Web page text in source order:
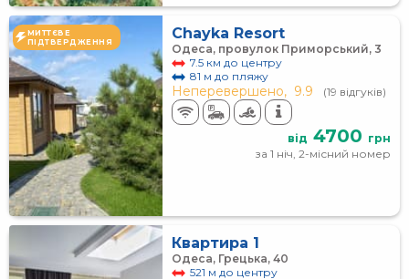
МИТТЄВЕ
ПІДТВЕРДЖЕННЯ
Chayka Resort
Одеса, провулок Приморський, 3
7.5 км до центру
81 м до пляжу
Неперевершено, 9.9 (19 відгуків)
від 4700 грн
за 1 ніч, 2-місний номер
Квартира 1
Одеса, Грецька, 40
521 м до центру